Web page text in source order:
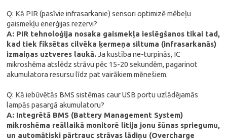
Q: Kā PIR (pasīvie infrasarkanie) sensori optimizē mēbeļu
gaismekļu enerģijas rezervi?
A: PIR tehnoloģija nosaka gaismekļa ieslēgšanos tikai tad,
kad tiek fiksētas cilvēka ķermeņa siltuma (infrasarkanās)
izmaiņas uztveres laukā.Ja kustība ne-turpinās, IC
mikroshēma atslēdz strāvu pēc 15-20 sekundēm, pagarinot
akumulatora resursu līdz pat vairākiem mēnešiem.
Q: Kā iebūvētās BMS sistēmas caur USB portu uzlādējamās
lampās pasargā akumulatoru?
A: Integrētā BMS (Battery Management System)
mikroshēma reāllaikā monitorē litija jonu šūnas spriegumu,
un automātiski pārtrauc strāvas lādiņu (Overcharge